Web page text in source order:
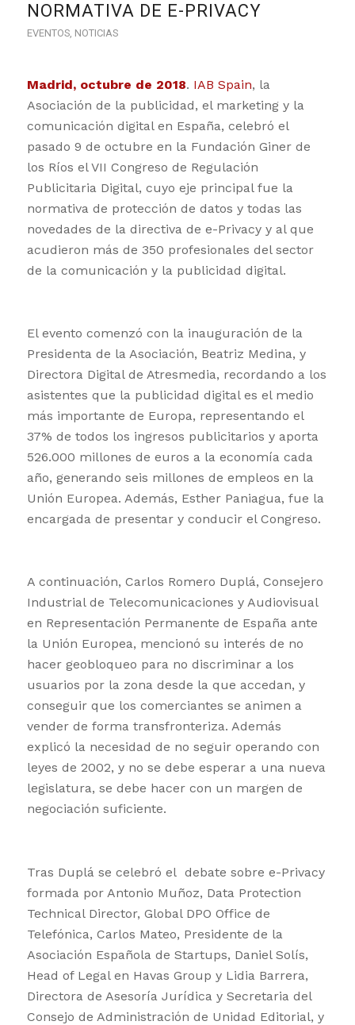
NORMATIVA DE E-PRIVACY
EVENTOS, NOTICIAS
Madrid, octubre de 2018. IAB Spain, la
Asociación de la publicidad, el marketing y la
comunicación digital en España, celebró el
pasado 9 de octubre en la Fundación Giner de
los Ríos el VII Congreso de Regulación
Publicitaria Digital, cuyo eje principal fue la
normativa de protección de datos y todas las
novedades de la directiva de e-Privacy y al que
acudieron más de 350 profesionales del sector
de la comunicación y la publicidad digital.
El evento comenzó con la inauguración de la
Presidenta de la Asociación, Beatriz Medina, y
Directora Digital de Atresmedia, recordando a los
asistentes que la publicidad digital es el medio
más importante de Europa, representando el
37% de todos los ingresos publicitarios y aporta
526.000 millones de euros a la economía cada
año, generando seis millones de empleos en la
Unión Europea. Además, Esther Paniagua, fue la
encargada de presentar y conducir el Congreso.
A continuación, Carlos Romero Duplá, Consejero
Industrial de Telecomunicaciones y Audiovisual
en Representación Permanente de España ante
la Unión Europea, mencionó su interés de no
hacer geobloqueo para no discriminar a los
usuarios por la zona desde la que accedan, y
conseguir que los comerciantes se animen a
vender de forma transfronteriza. Además
explicó la necesidad de no seguir operando con
leyes de 2002, y no se debe esperar a una nueva
legislatura, se debe hacer con un margen de
negociación suficiente.
Tras Duplá se celebró el debate sobre e-Privacy
formada por Antonio Muñoz, Data Protection
Technical Director, Global DPO Office de
Telefónica, Carlos Mateo, Presidente de la
Asociación Española de Startups, Daniel Solís,
Head of Legal en Havas Group y Lidia Barrera,
Directora de Asesoría Jurídica y Secretaria del
Consejo de Administración de Unidad Editorial, y